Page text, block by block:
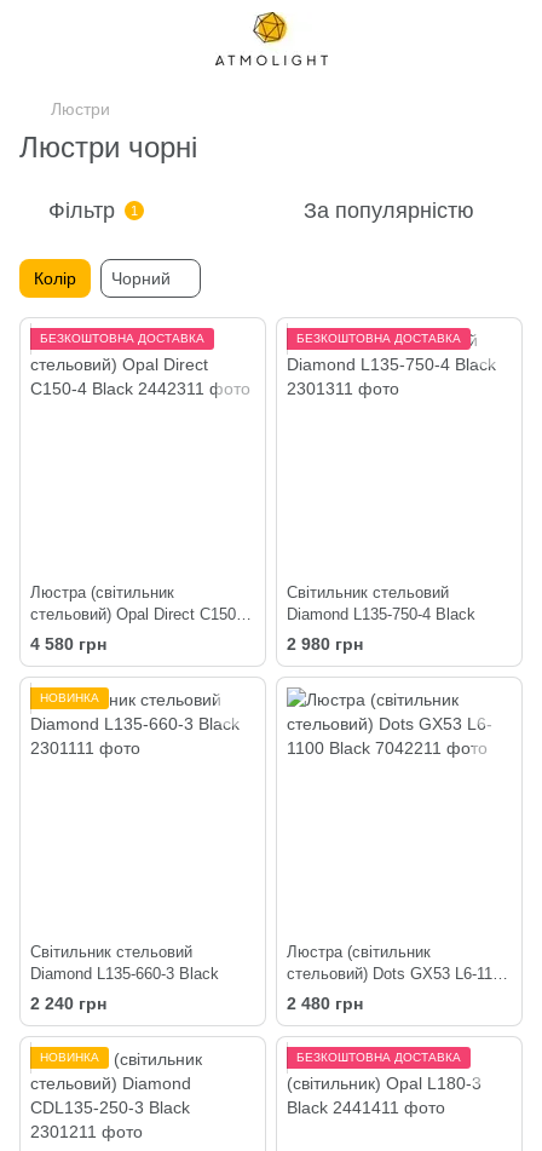
Люстри
Люстри чорні
Фільтр 1 За популярністю
Колір Чорний
БЕЗКОШТОВНА ДОСТАВКА
Люстра (світильник
стельовий) Opal Direct C150-4
Black
4 580 грн
БЕЗКОШТОВНА ДОСТАВКА
Світильник стельовий
Diamond L135-750-4 Black
2 980 грн
НОВИНКА
Світильник стельовий
Diamond L135-660-3 Black
2 240 грн
Люстра (світильник
стельовий) Dots GX53 L6-1100
Black
2 480 грн
НОВИНКА БЕЗКОШТОВНА ДОСТАВКА